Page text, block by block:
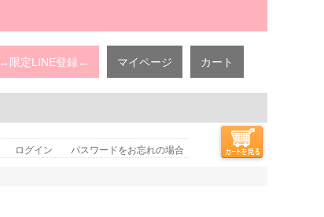
→限定LINE登録← マイページ カート
ログイン パスワードをお忘れの場合